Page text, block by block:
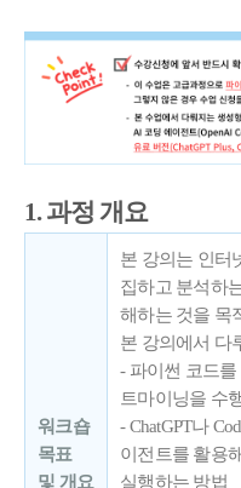
1. 과정 개요
워크숍
목표
및 개요
본 강의는 인터
집하고 분석하
해하는 것을 목
본 강의에서 다
- 파이썬 코드
트마이닝을 수
- ChatGPT나
이전트를 활용
실행하는 방법